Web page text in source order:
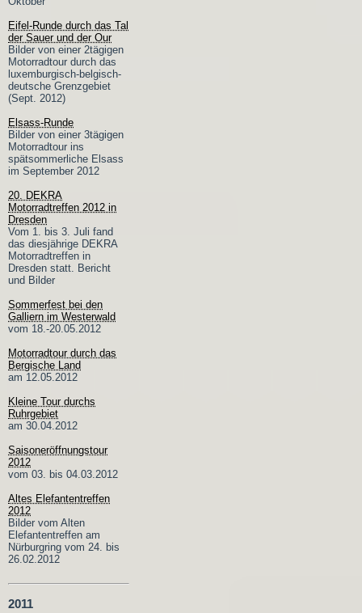
Eifel-Runde durch das Tal
der Sauer und der Our
Bilder von einer 2tägigen
Motorradtour durch das
luxemburgisch-belgisch-
deutsche Grenzgebiet
(Sept. 2012)
Elsass-Runde
Bilder von einer 3tägigen
Motorradtour ins
spätsommerliche Elsass
im September 2012
20. DEKRA
Motorradtreffen 2012 in
Dresden
Vom 1. bis 3. Juli fand
das diesjährige DEKRA
Motorradtreffen in
Dresden statt. Bericht
und Bilder
Sommerfest bei den
Galliern im Westerwald
vom 18.-20.05.2012
Motorradtour durch das
Bergische Land
am 12.05.2012
Kleine Tour durchs
Ruhrgebiet
am 30.04.2012
Saisoneröffnungstour
2012
vom 03. bis 04.03.2012
Altes Elefantentreffen
2012
Bilder vom Alten
Elefantentreffen am
Nürburgring vom 24. bis
26.02.2012
2011